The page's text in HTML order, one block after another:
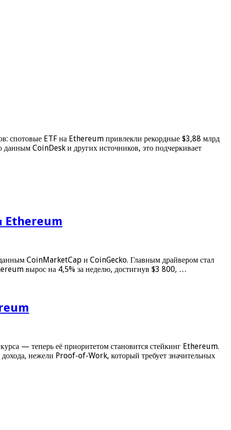
спотовые ETF на Ethereum привлекли рекордные $3,88 млрд
CoinDesk и других источников, это подчеркивает
Ethereum
CoinMarketCap и CoinGecko. Главным драйвером стал
вырос на 4,5% за неделю, достигнув $3 800, …
— теперь её приоритетом становится стейкинг Ethereum.
нежели Proof-of-Work, который требует значительных